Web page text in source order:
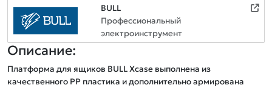
BULL
Профессиональный
электроинструмент
Описание:
Платформа для ящиков BULL Xcase выполнена из
качественного PP пластика и дополнительно армирована